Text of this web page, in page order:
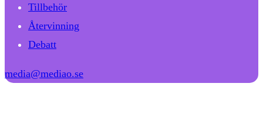
Tillbehör
Återvinning
Debatt
media@mediao.se